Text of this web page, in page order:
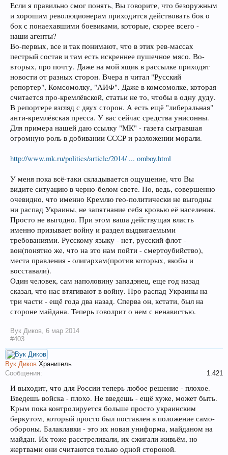
Если я правильно смог понять, Вы говорите, что безоружным
и хорошим революционерам приходится действовать бок о
бок с понаехавшими боевиками, которые, скорее всего -
наши агенты?
Во-первых, все и так понимают, что в этих рев-массах
пестрый состав и там есть искреннее пушечное мясо. Во-
вторых, про почту. Даже на мой ящик в рассылке приходят
новости от разных сторон. Вчера я читал "Русский
репортер", Комсомолку, "АИФ". Даже в комсомолке, которая
считается про-кремлёвской, статьи не то, чтобы в одну дуду.
В репортере взгляд с двух сторон. А есть ещё "либеральная"
анти-кремлёвская пресса. У вас сейчас средства унисонны.
Для примера нашей даю ссылку "МК" - газета сыгравшая
огромную роль в добивании СССР и разложении морали.
http://www.mk.ru/politics/article/2014/ ... omboy.html
У меня пока всё-таки складывается ощущение, что Вы
видите ситуацию в черно-белом свете. Но, ведь, совершенно
очевидно, что именно Кремлю гео-политически не выгодны
ни распад Украины, не запятнание себя кровью её населения.
Просто не выгодно. При этом ваша действущая власть
именно призывает войну и раздел выдвигаемыми
требованиями. Русскому языку - нет, русский флот -
вон(понятно же, что на это нам пойти - смертоубийство),
места правления - олигархам(против которых, якобы и
восставали).
Один человек, сам наполовину западэнец, еще год назад
сказал, что нас втягивают в войну. Про распад Украины на
три части - ещё года два назад. Сперва он, кстати, был на
стороне майдана. Теперь говолрит о нем с ненавистью.
Вук Диков, 6 мар 2014
#403
Вук Диков Хранитель
Сообщения:
1.421
И выходит, что для России теперь любое решение - плохое.
Введешь войска - плохо. Не введешь - ещё хуже, может быть.
Крым пока контролируется больше просто украинским
беркутом, который просто был поставлен в положение само-
обороны. Балаклавки - это их новая униформа, майданом на
майдан. Их тоже расстреливали, их сжигали живьём, но
жертвами они считаются только одной стороной.